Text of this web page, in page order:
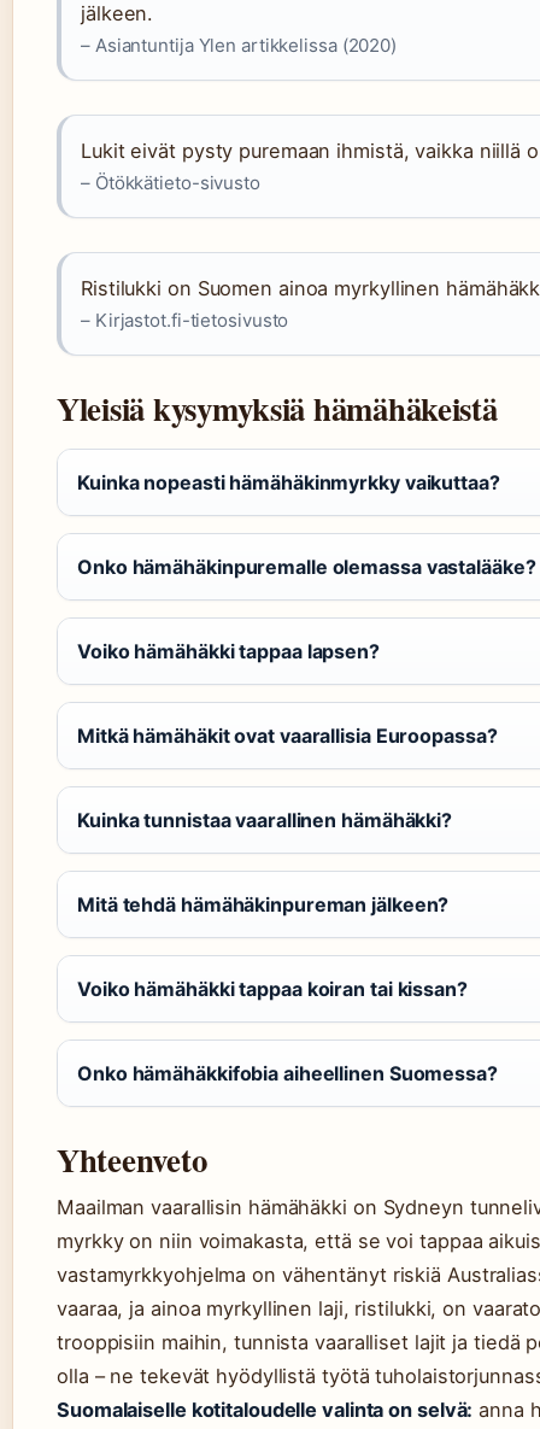
jälkeen.
– Asiantuntija Ylen artikkelissa (2020)
Lukit eivät pysty puremaan ihmistä, vaikka niillä
– Ötökkätieto-sivusto
Ristilukki on Suomen ainoa myrkyllinen
– Kirjastot.fi-tietosivusto
Yleisiä kysymyksiä hämähäkeistä
Kuinka nopeasti hämähäkinmyrkky vaikuttaa?
Onko hämähäkinpuremalle olemassa vastalääke?
Voiko hämähäkki tappaa lapsen?
Mitkä hämähäkit ovat vaarallisia Euroopassa?
Kuinka tunnistaa vaarallinen hämähäkki?
Mitä tehdä hämähäkinpureman jälkeen?
Voiko hämähäkki tappaa koiran tai kissan?
Onko hämähäkkifobia aiheellinen Suomessa?
Yhteenveto
Maailman vaarallisin hämähäkki on Sydneyn
myrkky on niin voimakasta, että se voi tappaa
vastamyrkkyohjelma on vähentänyt riskiä
vaaraa, ja ainoa myrkyllinen laji, ristilukki, on
trooppisiin maihin, tunnista vaaralliset lajit ja tiedä
olla – ne tekevät hyödyllistä työtä
Suomalaiselle kotitaloudelle valinta on selvä: anna